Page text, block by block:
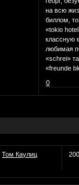
на всю
биллом,
«tokio
классную
любимая
«schrei»
«freunde
0
Том Каулиц